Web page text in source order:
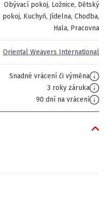
Obývací pokoj, Ložnice, Dětský
pokoj, Kuchyň, Jídelna, Chodba,
Hala, Pracovna
Oriental Weavers International
Snadné vrácení či výměna
3 roky záruka
90 dní na vrácení